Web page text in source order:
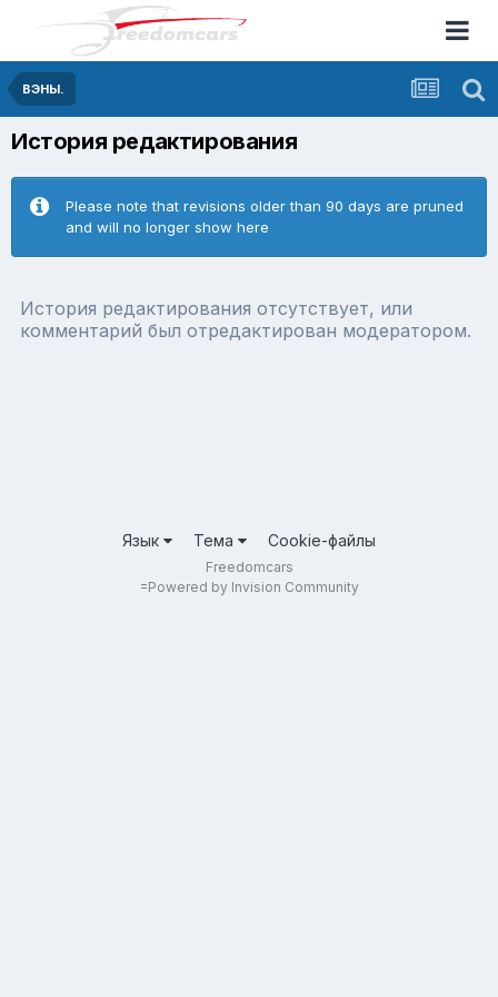
ВЭНЫ.
История редактирования
Please note that revisions older than 90 days are pruned
and will no longer show here
История редактирования отсутствует, или
комментарий был отредактирован модератором.
Язык Тема Cookie-файлы
Freedomcars
=Powered by Invision Community